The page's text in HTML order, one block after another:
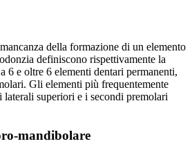
della formazione di un elemento
definiscono rispettivamente la
6 e oltre 6 elementi dentari permanenti,
Gli elementi più frequentemente
superiori e i secondi premolari
mandibolare